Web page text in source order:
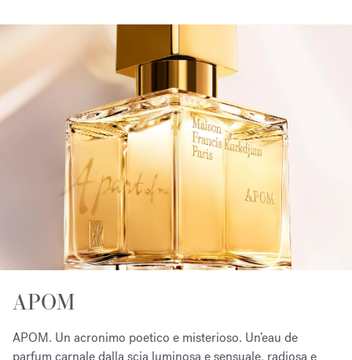
APOM
APOM. Un acronimo poetico e misterioso. Un’eau de
parfum carnale dalla scia luminosa e sensuale, radiosa e